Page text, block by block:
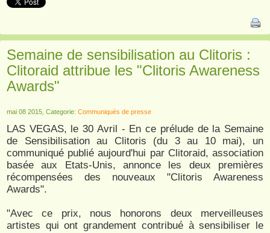
Semaine de sensibilisation au Clitoris :
Clitoraid attribue les "Clitoris Awareness
Awards"
mai 08 2015, Categorie: Communiqués de presse
LAS VEGAS, le 30 Avril - En ce prélude de la Semaine
de Sensibilisation au Clitoris (du 3 au 10 mai), un
communiqué publié aujourd'hui par Clitoraid, association
basée aux Etats-Unis, annonce les deux premières
récompensées des nouveaux "Clitoris Awareness
Awards".
"Avec ce prix, nous honorons deux merveilleuses
artistes qui ont grandement contribué à sensibiliser le